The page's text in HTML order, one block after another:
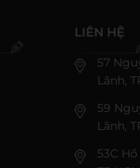
LIÊN HỆ
57
Lãnh,
59
Lãnh,
53C